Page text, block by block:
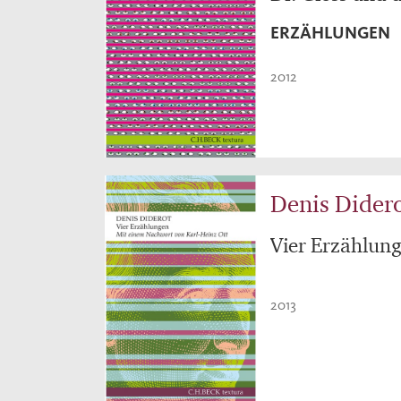
ERZÄHLUNGEN
2012
Denis
Vier
2013